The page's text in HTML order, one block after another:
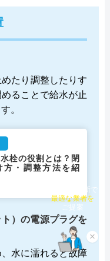
たり調整したりす
ることで給水が止
。
栓の役割とは？閉
方・調整方法を紹
）の電源プラグを
水に濡れると故障
×
チャット診断で
最適な業者を
ご提案